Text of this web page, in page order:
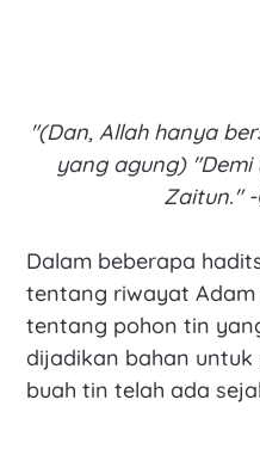
"(Dan, Allah hanya
yang agung)
Zaitun."
Dalam beberapa
tentang riwayat
tentang pohon tin
dijadikan bahan untuk
buah tin telah ada